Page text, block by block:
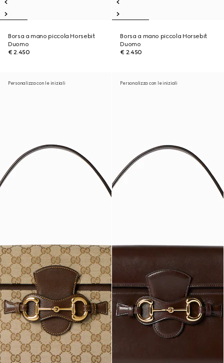
Borsa a mano piccola Horsebit
Duomo
€ 2.450
Borsa a mano piccola Horsebit
Duomo
€ 2.450
Personalizza con le iniziali Personalizza con le iniziali